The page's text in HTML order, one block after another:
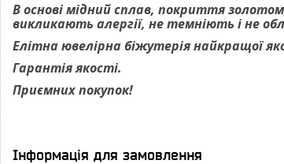
В основі мідний сплав, покриття
викликають алергії, не темніють і не
Елітна ювелірна біжутерія найкращої
Гарантія якості.
Приємних покупок!
Інформація для замовлення